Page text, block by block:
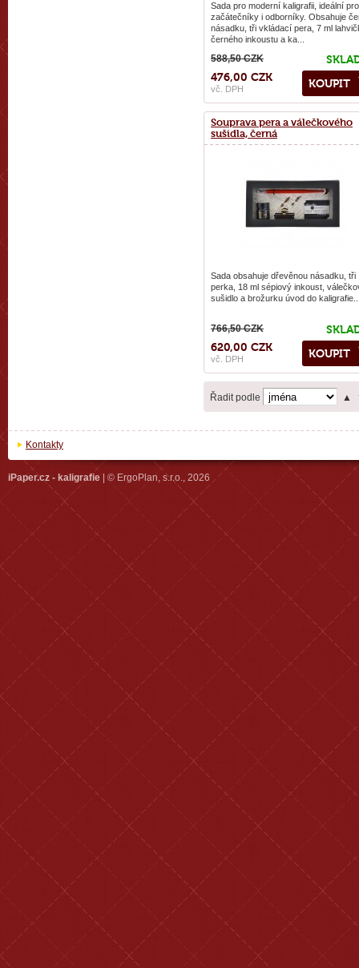
Sada pro moderní kaligrafii, ideální pro
začátečníky i odborníky. Obsahuje
násadku, tři vkládací pera, 7 ml
černého inkoustu a ka...
KOUPIT
588,50 CZK
476,00 CZK
vč. DPH
Souprava pera a válečkového
sušidla, černá
Sada obsahuje dřevěnou násadku, tři
perka, 18 ml sépiový inkoust,
sušidlo a brožurku úvod do
KOUPIT
766,50 CZK
620,00 CZK
vč. DPH
Řadit podle ▲
Kontakty
iPaper.cz - kaligrafie | © ErgoPlan, s.r.o., 2026